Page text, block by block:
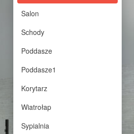
Salon
Schody
Poddasze
Poddasze1
Korytarz
Wiatrołap
Sypialnia